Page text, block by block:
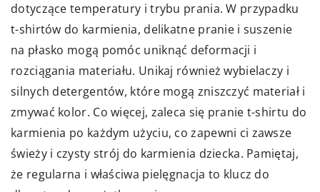
dotyczące temperatury i trybu prania. W przypadku
t-shirtów do karmienia, delikatne pranie i suszenie
na płasko mogą pomóc uniknąć deformacji i
rozciągania materiału. Unikaj również wybielaczy i
silnych detergentów, które mogą zniszczyć materiał i
zmywać kolor. Co więcej, zaleca się pranie t-shirtu do
karmienia po każdym użyciu, co zapewni ci zawsze
świeży i czysty strój do karmienia dziecka. Pamiętaj,
że regularna i właściwa pielęgnacja to klucz do